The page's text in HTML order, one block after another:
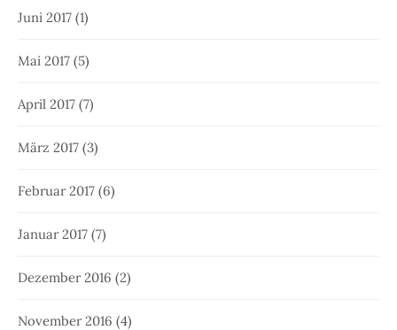
Juni 2017 (1)
Mai 2017 (5)
April 2017 (7)
März 2017 (3)
Februar 2017 (6)
Januar 2017 (7)
Dezember 2016 (2)
November 2016 (4)